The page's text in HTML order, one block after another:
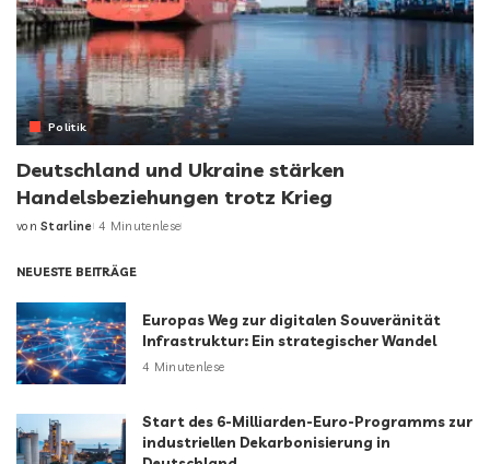
Politik
Deutschland und Ukraine stärken
Handelsbeziehungen trotz Krieg
von Starline 4 Minutenlese
NEUESTE BEITRÄGE
Europas Weg zur digitalen Souveränität
Infrastruktur: Ein strategischer Wandel
4 Minutenlese
Start des 6-Milliarden-Euro-Programms zur
industriellen Dekarbonisierung in